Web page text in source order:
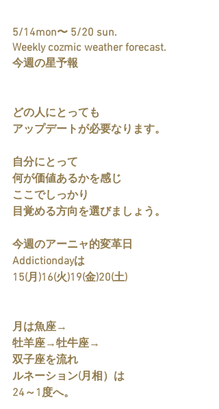
5/14mon〜 5/20 sun.
Weekly cozmic weather forecast.
今週の星予報
どの人にとっても
アップデートが必要なります。
自分にとって
何が価値あるかを感じ
ここでしっかり
目覚める方向を選びましょう。
今週のアーニャ的変革日
Addictiondayは
15(月)16(火)19(金)20(土)
月は魚座→
牡羊座→牡牛座→
双子座を流れ
ルネーション(月相）は
24～1度へ。